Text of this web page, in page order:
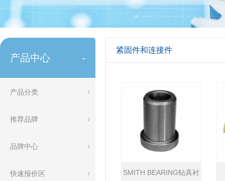
产品中心 -
产品分类
推荐品牌
品牌中心
快速报价区
紧固件和连接件
SMITH BEARING钻具衬